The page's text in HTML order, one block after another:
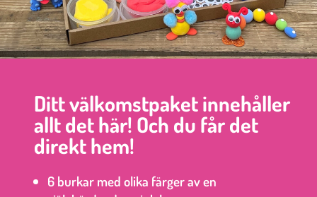
Ditt välkomstpaket innehåller
allt det här! Och du får det
direkt hem!
6 burkar med olika färger av en